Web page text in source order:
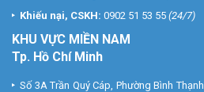
Khiếu nại, CSKH: 0902 51 53 55 (24/7)
KHU VỰC MIỀN NAM
Tp. Hồ Chí Minh
Số 3A Trần Quý Cáp, Phường Bình Thạnh